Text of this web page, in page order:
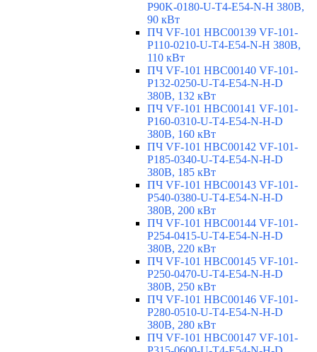
P90K-0180-U-T4-E54-N-H 380В,
90 кВт
ПЧ VF-101 HBC00139 VF-101-
P110-0210-U-T4-E54-N-H 380В,
110 кВт
ПЧ VF-101 HBC00140 VF-101-
P132-0250-U-T4-E54-N-H-D
380В, 132 кВт
ПЧ VF-101 HBC00141 VF-101-
P160-0310-U-T4-E54-N-H-D
380В, 160 кВт
ПЧ VF-101 HBC00142 VF-101-
P185-0340-U-T4-E54-N-H-D
380В, 185 кВт
ПЧ VF-101 HBC00143 VF-101-
P540-0380-U-T4-E54-N-H-D
380В, 200 кВт
ПЧ VF-101 HBC00144 VF-101-
P254-0415-U-T4-E54-N-H-D
380В, 220 кВт
ПЧ VF-101 HBC00145 VF-101-
P250-0470-U-T4-E54-N-H-D
380В, 250 кВт
ПЧ VF-101 HBC00146 VF-101-
P280-0510-U-T4-E54-N-H-D
380В, 280 кВт
ПЧ VF-101 HBC00147 VF-101-